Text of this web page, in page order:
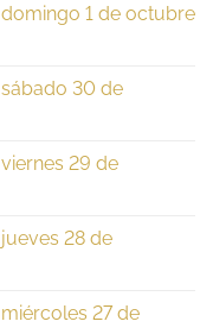
1 de octubre
30 de
29 de
28 de
27 de